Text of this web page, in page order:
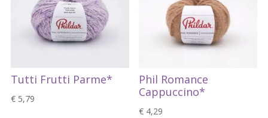
Tutti Frutti Parme*
€5,79
Phil Romance
Cappuccino*
€ 4,29